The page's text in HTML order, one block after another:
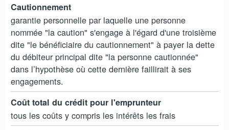
Cautionnement
garantie personnelle par laquelle une personne
nommée "la caution" s'engage à l'égard d'une troisième
dite "le bénéficiaire du cautionnement" à payer la dette
du débiteur principal dite "la personne cautionnée"
dans l’hypothèse où cette dernière faillirait à ses
engagements.
Coût total du crédit pour l'emprunteur
tous les coûts y compris les intérêts les frais